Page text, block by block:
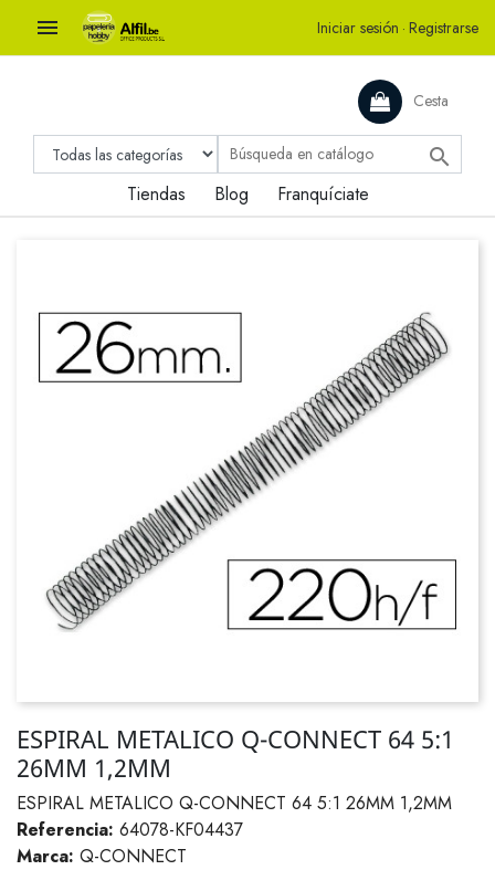
 Iniciar sesión · Registrarse
Cesta

Tiendas Blog Franquíciate
ESPIRAL METALICO Q-CONNECT 64 5:1
26MM 1,2MM
ESPIRAL METALICO Q-CONNECT 64 5:1 26MM 1,2MM
Referencia: 64078-KF04437
Marca: Q-CONNECT